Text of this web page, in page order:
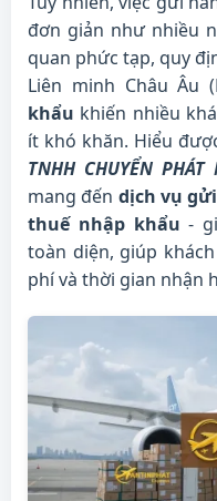
đơn giản như nhiều
quan phức tạp, quy
Liên minh Châu Âu
khẩu khiến nhiều
ít khó khăn. Hiểu
TNHH CHUYỂN
mang đến dịch vụ
thuế nhập khẩu -
toàn diện, giúp
phí và thời gian nhận